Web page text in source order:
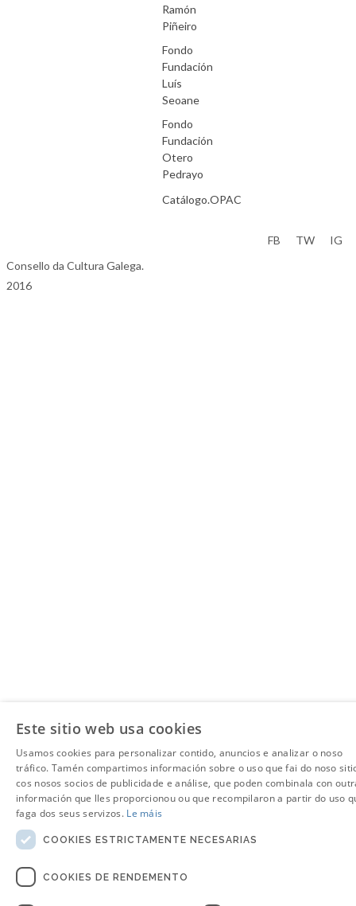
Ramón
Piñeiro
Fondo
Fundación
Luís
Seoane
Fondo
Fundación
Otero
Pedrayo
Catálogo.OPAC
Consello da Cultura Galega.
2016
FB TW IG
Este sitio web usa cookies
Usamos cookies para personalizar contido, anuncios e analizar o noso
tráfico. Tamén compartimos información sobre o uso que fai do noso
cos nosos socios de publicidade e análise, que poden combinala con
información que lles proporcionou ou que recompilaron a partir do uso
faga dos seus servizos. Le máis
COOKIES ESTRICTAMENTE NECESARIAS
COOKIES DE RENDEMENTO